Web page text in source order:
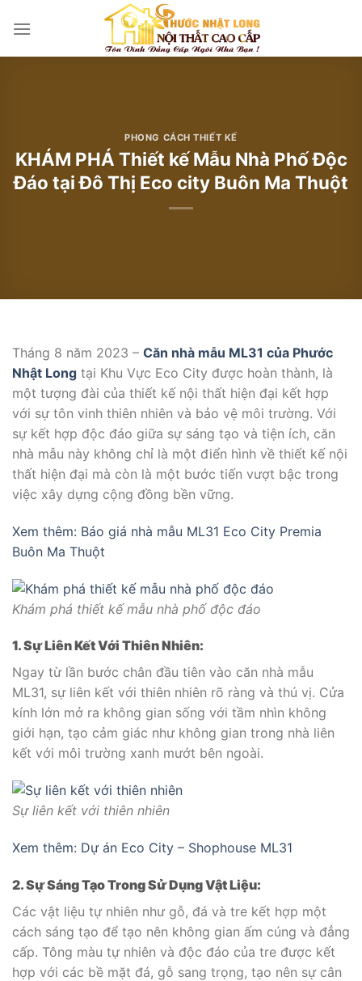
qua
PHONG CÁCH THIẾT KẾ
KHÁM PHÁ Thiết kế Mẫu Nhà Phố Độc
Đáo tại Đô Thị Eco city Buôn Ma Thuột
Tháng 8 năm 2023 – Căn nhà mẫu ML31 của Phước
Nhật Long tại Khu Vực Eco City được hoàn thành, là
một tượng đài của thiết kế nội thất hiện đại kết hợp
với sự tôn vinh thiên nhiên và bảo vệ môi trường. Với
sự kết hợp độc đáo giữa sự sáng tạo và tiện ích, căn
nhà mẫu này không chỉ là một điển hình về thiết kế nội
thất hiện đại mà còn là một bước tiến vượt bậc trong
việc xây dựng cộng đồng bền vững.
Xem thêm: Báo giá nhà mẫu ML31 Eco City Premia
Buôn Ma Thuột
Khám phá thiết kế mẫu nhà phố độc đáo
1. Sự Liên Kết Với Thiên Nhiên:
Ngay từ lần bước chân đầu tiên vào căn nhà mẫu
ML31, sự liên kết với thiên nhiên rõ ràng và thú vị. Cửa
kính lớn mở ra không gian sống với tầm nhìn không
giới hạn, tạo cảm giác như không gian trong nhà liên
kết với môi trường xanh mướt bên ngoài.
Sự liên kết với thiên nhiên
Xem thêm: Dự án Eco City – Shophouse ML31
2. Sự Sáng Tạo Trong Sử Dụng Vật Liệu:
Các vật liệu tự nhiên như gỗ, đá và tre kết hợp một
cách sáng tạo để tạo nên không gian ấm cúng và đẳng
cấp. Tông màu tự nhiên và độc đáo của tre được kết
hợp với các bề mặt đá, gỗ sang trọng, tạo nên sự cân